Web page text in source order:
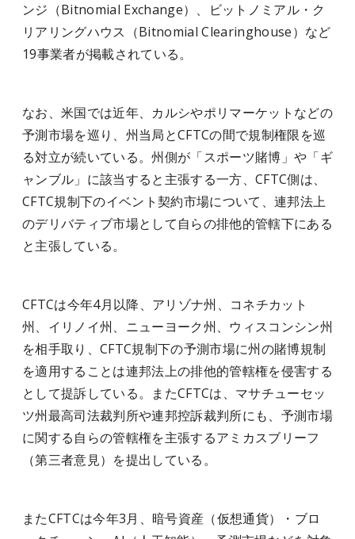
ンジ（Bitnomial Exchange）、ビットノミアル・ク
リアリングハウス（Bitnomial Clearinghouse）など
19事業者が掲載されている。
なお、米国では近年、カルシやポリマーケットなどの
予測市場を巡り、州当局とCFTCの間で規制権限を巡
る対立が続いている。州側が「スポーツ賭博」や「ギ
ャンブル」に該当すると主張する一方、CFTC側は、
CFTC規制下のイベント契約市場について、連邦法上
のデリバティブ市場として自らの排他的管轄下にある
と主張している。
CFTCは今年4月以降、アリゾナ州、コネチカット
州、イリノイ州、ニューヨーク州、ウィスコンシン州
を相手取り、CFTC規制下の予測市場に州の賭博規制
を適用することは連邦法上の排他的管轄権を侵害する
として提訴している。またCFTCは、マサチューセッ
ツ州最高司法裁判所や連邦控訴裁判所にも、予測市場
に関する自らの管轄権を主張するアミカスブリーフ
（第三者意見）を提出している。
またCFTCは今年3月、暗号資産（仮想通貨）・ブロ